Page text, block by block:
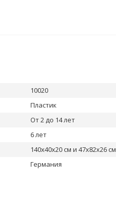
10020
Пластик
От 2 до 14 лет
6 лет
140х40х20 см и 47х82х26 см
Германия